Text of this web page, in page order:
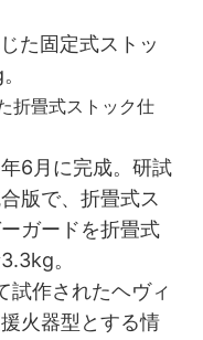
た固定式ストッ
折畳式ストック仕
6月に完成。研試
版で、折畳式ス
ガードを折畳式
。
試作されたヘヴィ
火器型とする情